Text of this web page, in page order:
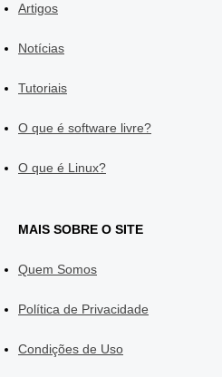
Artigos
Notícias
Tutoriais
O que é software livre?
O que é Linux?
MAIS SOBRE O SITE
Quem Somos
Política de Privacidade
Condições de Uso